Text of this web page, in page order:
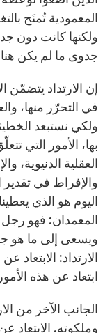
المعمودية تُمنَح
ولكنها كانت دون
جدوى ما لم يكن
إن الارتداد يتضمّن
في التحرّر منها،
ولكي نستبعد
بها، الأمور التي
العقلية الدنيوية،
والإفراط في تقدير
اليوم هو الذي
المعمدان: فهو
ويسعى إلى ما هو
الارتداد: الابتعاد
ابتعاد عن هذه
الجانب الآخر من
وملكوته. الابتعاد